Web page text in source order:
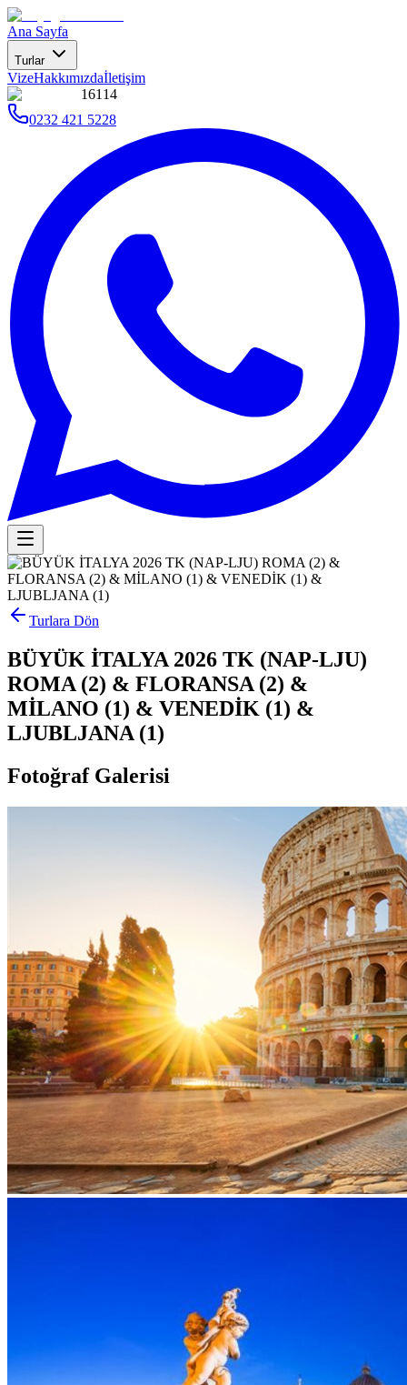
Ana Sayfa
Turlar
VizeHakkımızdaİletişim
16114
0232 421 5228
Turlara Dön
BÜYÜK İTALYA 2026 TK (NAP-LJU)
ROMA (2) & FLORANSA (2) &
MİLANO (1) & VENEDİK (1) &
LJUBLJANA (1)
Fotoğraf Galerisi